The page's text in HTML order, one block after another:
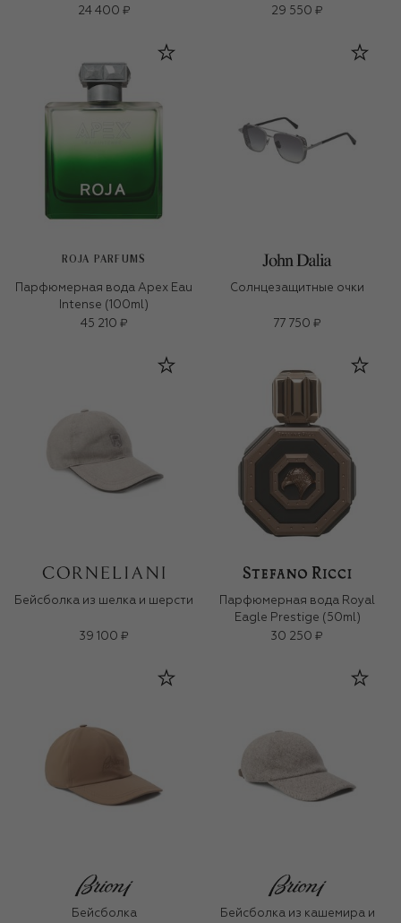
24 400 ₽
29 550 ₽
ROJA PARFUMS
Парфюмерная вода Apex Eau
Intense (100ml)
45 210 ₽
Солнцезащитные очки
77 750 ₽
Бейсболка из шелка и шерсти
39 100 ₽
Парфюмерная вода Royal
Eagle Prestige (50ml)
30 250 ₽
Бейсболка Бейсболка из кашемира и